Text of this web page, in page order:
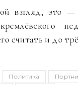
взгляд, это —
считать и до
Политика